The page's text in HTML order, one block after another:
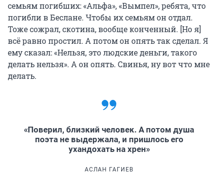
семьям погибших: «Альфа», «Вымпел», ребята, что
погибли в Беслане. Чтобы их семьям он отдал.
Тоже сожрал, скотина, вообще конченный. [Но я]
всё равно простил. А потом он опять так сделал. Я
ему сказал: «Нельзя, это людские деньги, такого
делать нельзя». А он опять. Свинья, ну вот что мне
делать.
«Поверил, близкий человек. А потом душа
поэта не выдержала, и пришлось его
ухандохать на хрен»
АСЛАН ГАГИЕВ